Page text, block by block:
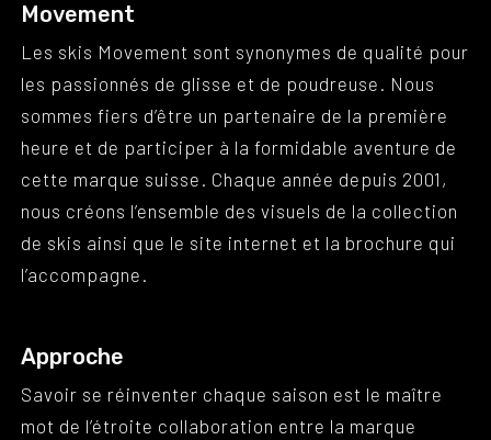
Movement
Les skis Movement sont synonymes de qualité pour
les passionnés de glisse et de poudreuse. Nous
sommes fiers d’être un partenaire de la première
heure et de participer à la formidable aventure de
cette marque suisse. Chaque année depuis 2001,
nous créons l’ensemble des visuels de la collection
de skis ainsi que le site internet et la brochure qui
l’accompagne.
Approche
Savoir se réinventer chaque saison est le maître
mot de l’étroite collaboration entre la marque